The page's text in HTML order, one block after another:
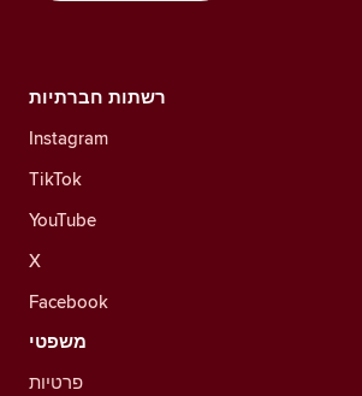
רשתות חברתיות
Instagram
TikTok
YouTube
X
Facebook
משפטי
פרטיות